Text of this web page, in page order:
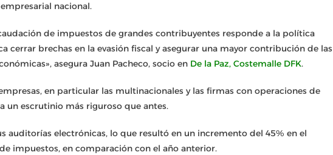
nacional.
de impuestos de grandes contribuyentes responde a la política
cerrar brechas en la evasión fiscal y asegurar una mayor contribución de las
asegura Juan Pacheco, socio en De la Paz, Costemalle DFK.
en particular las multinacionales y las firmas con operaciones de
un escrutinio más riguroso que antes.
auditorías electrónicas, lo que resultó en un incremento del 45% en el
impuestos, en comparación con el año anterior.